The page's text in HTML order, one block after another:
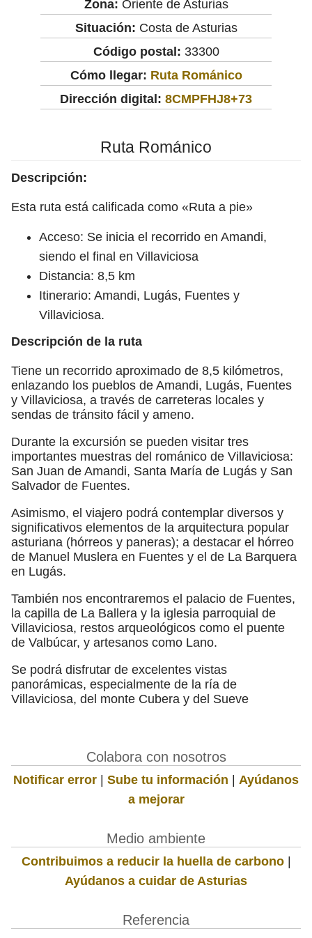
Zona: Oriente de Asturias
Situación: Costa de Asturias
Código postal: 33300
Cómo llegar: Ruta Románico
Dirección digital: 8CMPFHJ8+73
Ruta Románico
Descripción:
Esta ruta está calificada como «Ruta a pie»
Acceso: Se inicia el recorrido en Amandi,
siendo el final en Villaviciosa
Distancia: 8,5 km
Itinerario: Amandi, Lugás, Fuentes y
Villaviciosa.
Descripción de la ruta
Tiene un recorrido aproximado de 8,5 kilómetros,
enlazando los pueblos de Amandi, Lugás, Fuentes
y Villaviciosa, a través de carreteras locales y
sendas de tránsito fácil y ameno.
Durante la excursión se pueden visitar tres
importantes muestras del románico de Villaviciosa:
San Juan de Amandi, Santa María de Lugás y San
Salvador de Fuentes.
Asimismo, el viajero podrá contemplar diversos y
significativos elementos de la arquitectura popular
asturiana (hórreos y paneras); a destacar el hórreo
de Manuel Muslera en Fuentes y el de La Barquera
en Lugás.
También nos encontraremos el palacio de Fuentes,
la capilla de La Ballera y la iglesia parroquial de
Villaviciosa, restos arqueológicos como el puente
de Valbúcar, y artesanos como Lano.
Se podrá disfrutar de excelentes vistas
panorámicas, especialmente de la ría de
Villaviciosa, del monte Cubera y del Sueve
Colabora con nosotros
Notificar error | Sube tu información | Ayúdanos
a mejorar
Medio ambiente
Contribuimos a reducir la huella de carbono|
Ayúdanos a cuidar de Asturias
Referencia